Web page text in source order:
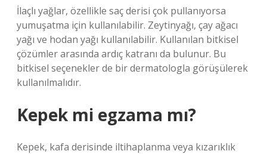
İlaçlı yağlar, özellikle saç derisi çok pullanıyorsa
yumuşatma için kullanılabilir. Zeytinyağı, çay ağacı
yağı ve hodan yağı kullanılabilir. Kullanılan bitkisel
çözümler arasında ardıç katranı da bulunur. Bu
bitkisel seçenekler de bir dermatologla görüşülerek
kullanılmalıdır.
Kepek mi egzama mı?
Kepek, kafa derisinde iltihaplanma veya kızarıklık